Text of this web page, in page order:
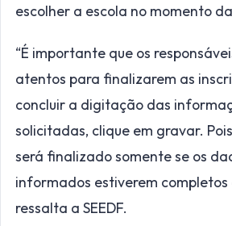
escolher a escola no momento
“É importante que os
atentos para finalizarem as
concluir a digitação das
solicitadas, clique em gravar.
será finalizado somente se os
informados estiverem completos
ressalta a SEEDF.